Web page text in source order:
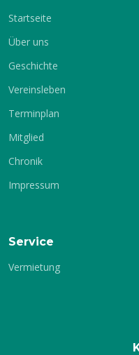
Startseite
Über uns
Geschichte
Vereinsleben
Terminplan
Mitglied
Chronik
Impressum
Service
Vermietung